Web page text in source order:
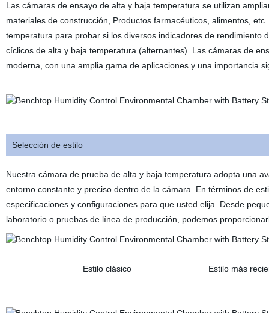
Las cámaras de ensayo de alta y baja temperatura se utilizan
materiales de construcción, Productos farmacéuticos, alimentos,
temperatura para probar si los diversos indicadores de
cíclicos de alta y baja temperatura (alternantes). Las cámaras de
moderna, con una amplia gama de aplicaciones y una importancia
Selección de estilo
Nuestra cámara de prueba de alta y baja temperatura adopta una
entorno constante y preciso dentro de la cámara. En términos de
especificaciones y configuraciones para que usted elija. Desde
laboratorio o pruebas de línea de producción, podemos
Estilo clásico Estilo más